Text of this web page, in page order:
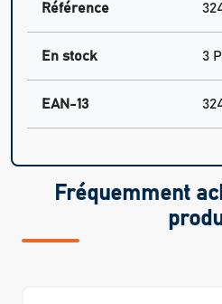
Référence
En stock 3
EAN-13
Fréquemment